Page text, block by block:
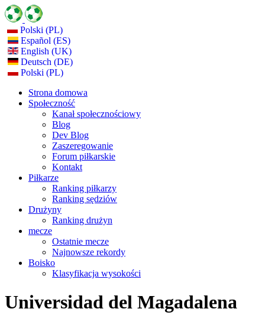
Polski (PL)
Español (ES)
English (UK)
Deutsch (DE)
Polski (PL)
Strona domowa
Społeczność
Kanał społecznościowy
Blog
Dev Blog
Zaszeregowanie
Forum piłkarskie
Kontakt
Piłkarze
Ranking piłkarzy
Ranking sędziów
Drużyny
Ranking drużyn
mecze
Ostatnie mecze
Najnowsze rekordy
Boisko
Klasyfikacja wysokości
Universidad del Magadalena